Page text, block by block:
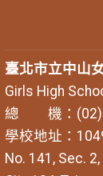
臺北市立中山
Girls High
總 機：(02)
學校地址：
No. 141, Sec. 2,